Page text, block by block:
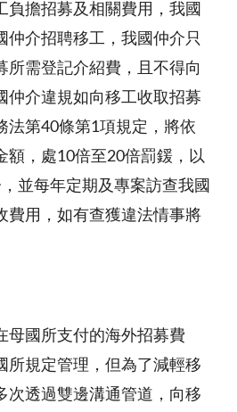
負擔招募及相關費用，我國
仲介招聘移工，我國仲介只
所需登記介紹費，且不得向
仲介違規如向移工收取招募
法第40條第1項規定，將依
額，處10倍至20倍罰鍰，以
並每年定期及專案訪查我國
費用，如有查獲違法情事將
母國所支付的海外招募費
所規定管理，但為了減輕移
次透過雙邊溝通管道，向移